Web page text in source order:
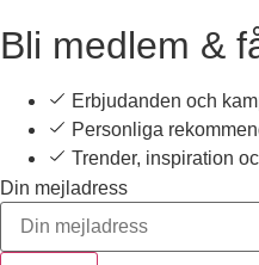
Bli medlem &
Erbjudanden och
Personliga
Trender, inspiration
Din mejladress